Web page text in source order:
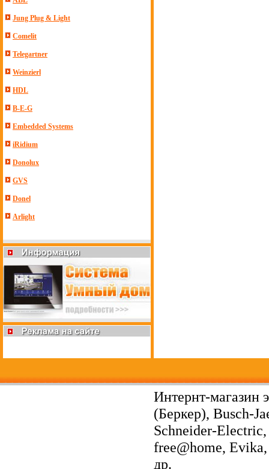
Jung Plug & Light
Comelit
Telegartner
Weinzierl
HDL
B-E-G
Embedded Systems
iRidium
Donolux
GVS
Donel
Arlight
Интернт-магазин
(Беркер), Busch-
Schneider-
free@home,
др.